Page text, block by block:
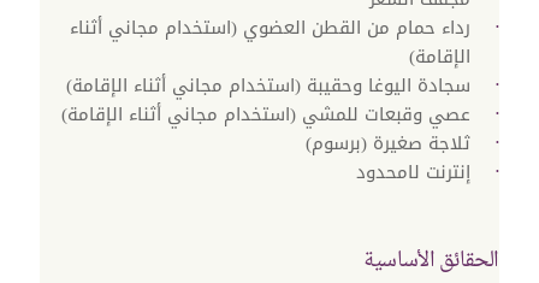
رداء حمام من القطن العضوي (استخدام مجاني أثناء
الإقامة)
سجادة اليوغا وحقيبة (استخدام مجاني أثناء الإقامة)
عصي وقبعات للمشي (استخدام مجاني أثناء الإقامة)
ثلاجة صغيرة (برسوم)
إنترنت لامحدود
الحقائق الأساسية